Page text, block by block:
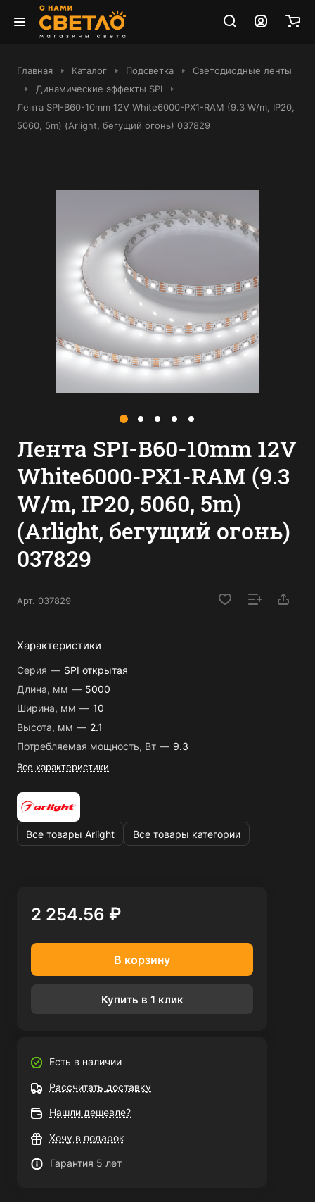
Главная Каталог Подсветка
Светодиодные ленты
Динамические эффекты SPI
Лента SPI-B60-10mm 12V White6000-PX1-RAM (9.3 W/m, IP20,
5060, 5m) (Arlight, бегущий огонь) 037829
Лента SPI-B60-10mm 12V
White6000-PX1-RAM (9.3
W/m, IP20, 5060, 5m)
(Arlight, бегущий огонь)
037829
Арт. 037829
Характеристики
Серия — SPI открытая
Длина, мм — 5000
Ширина, мм — 10
Высота, мм — 2.1
Потребляемая мощность, Вт — 9.3
Все характеристики
Все товары Arlight Все товары категории
2 254.56 ₽
В корзину
Купить в 1 клик
Есть в наличии
Рассчитать доставку
Нашли дешевле?
Хочу в подарок
Гарантия 5 лет